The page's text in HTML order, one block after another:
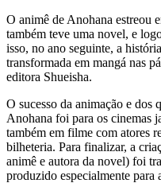
O animê de Anohana estreou
também teve uma novel, e
isso, no ano seguinte, a
transformada em mangá nas
editora Shueisha.
O sucesso da animação e dos
Anohana foi para os cinemas
também em filme com atores
bilheteria. Para finalizar, a
animê e autora da novel) foi
produzido especialmente para